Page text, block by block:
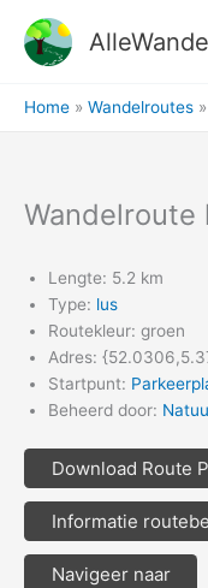
naar
Home Wandelroutes
Wandelroute
Lengte: 5.2 km
Type: lus
Routekleur: groen
Adres:
Startpunt:
Beheerd door:
Download Route
Informatie
Navigeer naar